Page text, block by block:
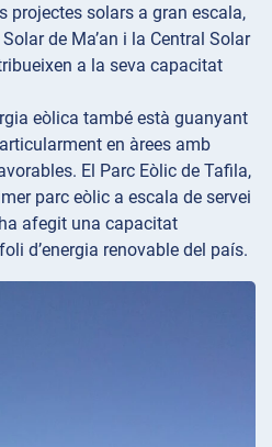
projectes solars a gran escala,
de Ma’an i la Central Solar
a la seva capacitat
eòlica també està guanyant
en àrees amb
El Parc Eòlic de Tafila,
parc eòlic a escala de servei
afegit una capacitat
d’energia renovable del país.